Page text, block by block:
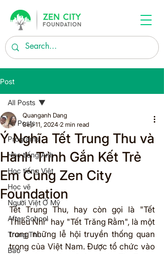
Post
All Posts
Programs
Học tiếng Anh
Học tiếng Việt
Học vẽ
Người Việt Ở Mỹ
After School
Trung Thu
Bão
All Posts
Ý Nghĩa Tết Trung Thu và
Hành Trình Gắn Kết Trẻ
Em Cùng Zen City
Foundation
Quanganh Dang
Sep 11, 2024 2 min read
Tết Trung Thu, hay còn gọi là "Tết
Thiếu Nhi" hay "Tết Trăng Rằm", là một
trong những lễ hội truyền thống quan
trọng của Việt Nam. Được tổ chức vào